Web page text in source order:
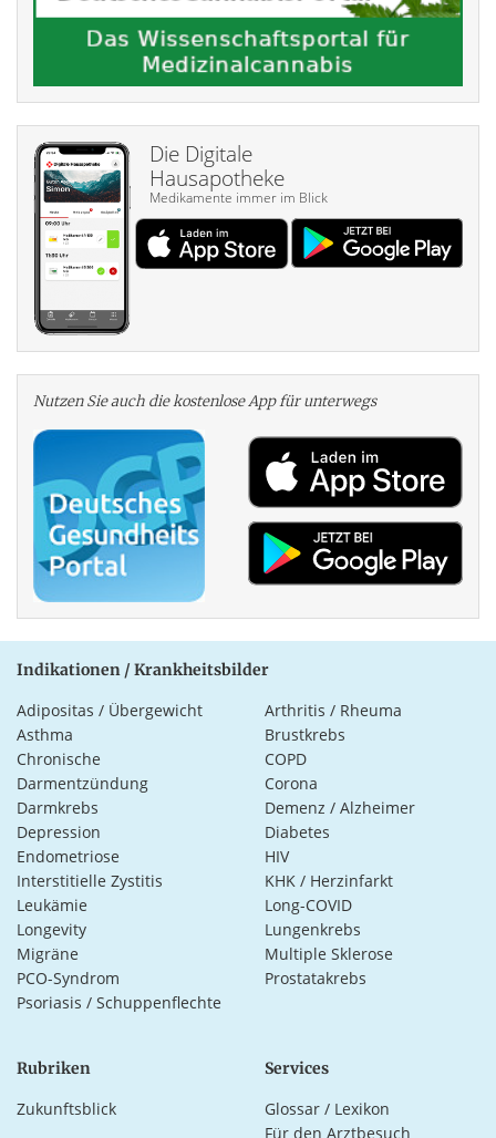
Die Digitale
Hausapotheke
Medikamente immer im Blick
Nutzen Sie auch die kosten­lose App für unterwegs
Indikationen / Krankheitsbilder
Adipositas / Übergewicht
Arthritis / Rheuma
Asthma
Brustkrebs
Chronische
Darmentzündung
COPD
Corona
Darmkrebs
Demenz / Alzheimer
Depression
Diabetes
Endometriose
HIV
Interstitielle Zystitis
KHK / Herzinfarkt
Leukämie
Long-COVID
Longevity
Lungenkrebs
Migräne
Multiple Sklerose
PCO-Syndrom
Prostatakrebs
Psoriasis / Schuppenflechte
Rubriken
Zukunftsblick
Services
Glossar / Lexikon
Für den Arztbesuch